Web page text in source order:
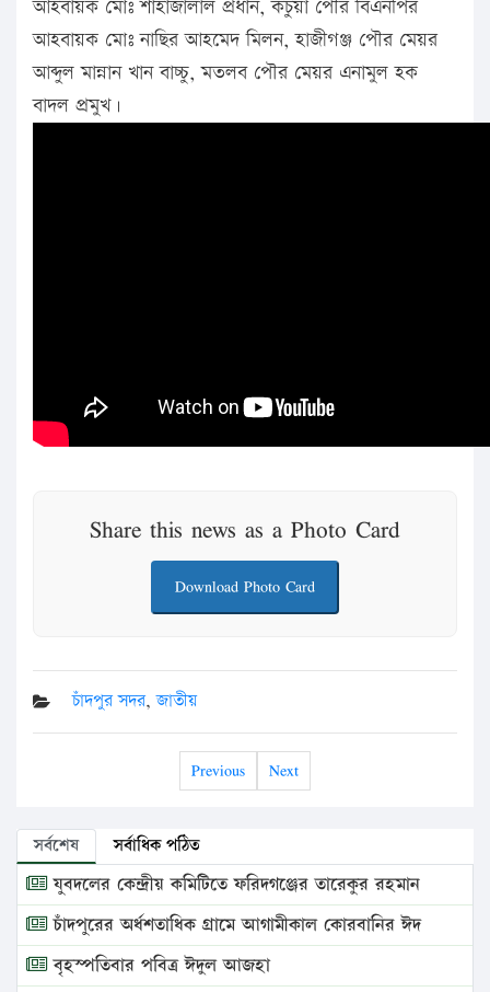
আহবায়ক মোঃ শাহাজালাল প্রধান, কচুয়া পৌর বিএনপির
আহবায়ক মোঃ নাছির আহমেদ মিলন, হাজীগঞ্জ পৌর মেয়র
আব্দুল মান্নান খান বাচ্চু, মতলব পৌর মেয়র এনামুল হক
বাদল প্রমুখ।
Share this news as a Photo Card
Download Photo Card
চাঁদপুর সদর,জাতীয়
Previous Next
সর্বশেষ সর্বাধিক পঠিত
যুবদলের কেন্দ্রীয় কমিটিতে ফরিদগঞ্জের তারেকুর রহমান
চাঁদপুরের অর্ধশতাধিক গ্রামে আগামীকাল কোরবানির ঈদ
বৃহস্পতিবার পবিত্র ঈদুল আজহা